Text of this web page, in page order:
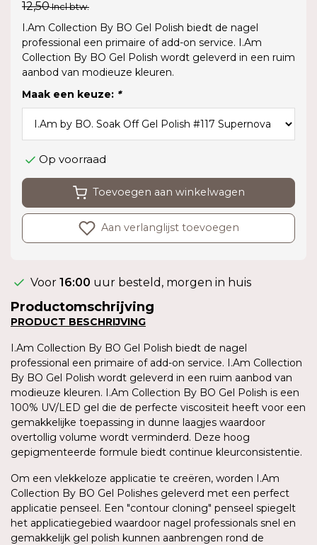
12,50Incl btw.
I.Am Collection By BO Gel Polish biedt de nagel
professional een primaire of add-on service. I.Am
Collection By BO Gel Polish wordt geleverd in een ruim
aanbod van modieuze kleuren.
Maak een keuze: *
Op voorraad
Toevoegen aan winkelwagen
Aan verlanglijst toevoegen
Voor 16:00 uur besteld, morgen in huis
Productomschrijving
PRODUCT BESCHRIJVING
I.Am Collection By BO Gel Polish biedt de nagel
professional een primaire of add-on service. I.Am Collection
By BO Gel Polish wordt geleverd in een ruim aanbod van
modieuze kleuren. I.Am Collection By BO Gel Polish is een
100% UV/LED gel die de perfecte viscositeit heeft voor een
gemakkelijke toepassing in dunne laagjes waardoor
overtollig volume wordt verminderd. Deze hoog
gepigmenteerde formule biedt continue kleurconsistentie.
Om een vlekkeloze applicatie te creëren, worden I.Am
Collection By BO Gel Polishes geleverd met een perfect
applicatie penseel. Een "contour cloning" penseel spiegelt
het applicatiegebied waardoor nagel professionals snel en
gemakkelijk gel polish kunnen aanbrengen rond de